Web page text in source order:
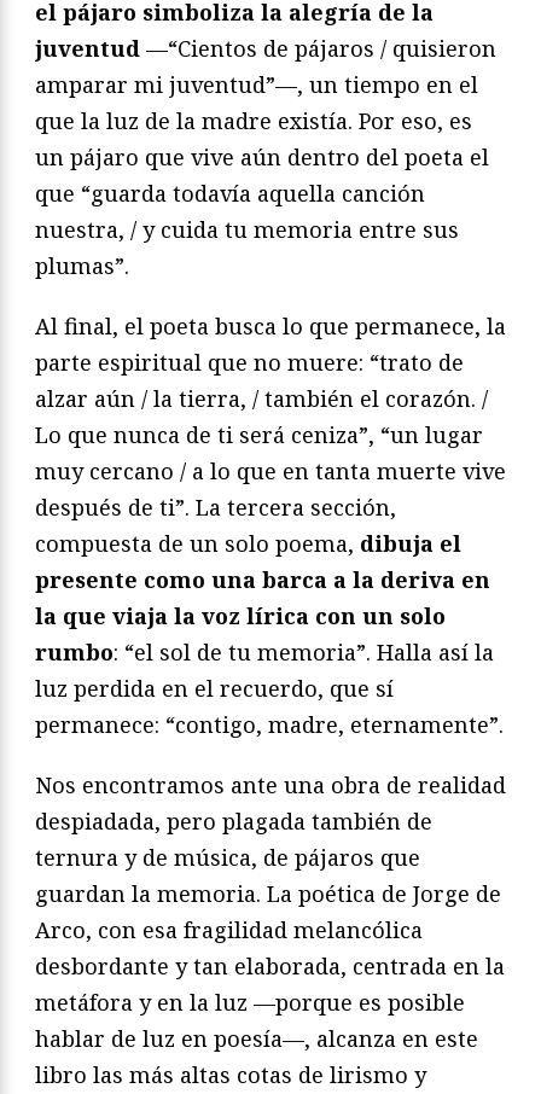
el pájaro simboliza la alegría de la
juventud —“Cientos de pájaros / quisieron
amparar mi juventud”—, un tiempo en el
que la luz de la madre existía. Por eso, es
un pájaro que vive aún dentro del poeta el
que “guarda todavía aquella canción
nuestra, / y cuida tu memoria entre sus
plumas”.
Al final, el poeta busca lo que permanece, la
parte espiritual que no muere: “trato de
alzar aún / la tierra, / también el corazón. /
Lo que nunca de ti será ceniza”, “un lugar
muy cercano / a lo que en tanta muerte vive
después de ti”. La tercera sección,
compuesta de un solo poema, dibuja el
presente como una barca a la deriva en
la que viaja la voz lírica con un solo
rumbo: “el sol de tu memoria”. Halla así la
luz perdida en el recuerdo, que sí
permanece: “contigo, madre, eternamente”.
Nos encontramos ante una obra de realidad
despiadada, pero plagada también de
ternura y de música, de pájaros que
guardan la memoria. La poética de Jorge de
Arco, con esa fragilidad melancólica
desbordante y tan elaborada, centrada en la
metáfora y en la luz —porque es posible
hablar de luz en poesía—, alcanza en este
libro las más altas cotas de lirismo y